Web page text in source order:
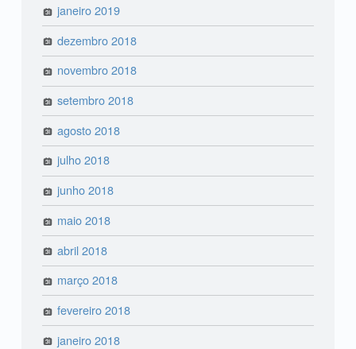
janeiro 2019
dezembro 2018
novembro 2018
setembro 2018
agosto 2018
julho 2018
junho 2018
maio 2018
abril 2018
março 2018
fevereiro 2018
janeiro 2018